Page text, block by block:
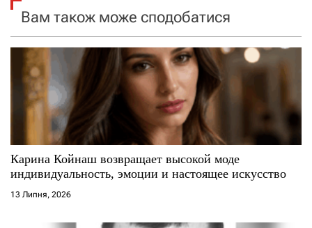
я
з
с
і
Вам також може сподобатися
Карина Койнаш возвращает высокой моде
индивидуальность, эмоции и настоящее искусство
13 Липня, 2026